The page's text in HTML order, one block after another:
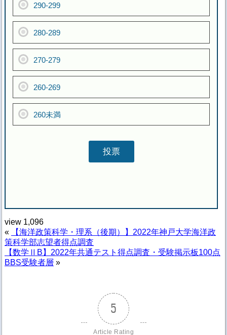
290-299
280-289
270-279
260-269
260未満
view 1,096
«
【海洋政策科学・理系（後期）】2022年神戸大学海洋政
策科学部志望者得点調査
【数学ⅡB】2022年共通テスト得点調査・受験掲示板100点
BBS受験者層 »
5
Article Rating